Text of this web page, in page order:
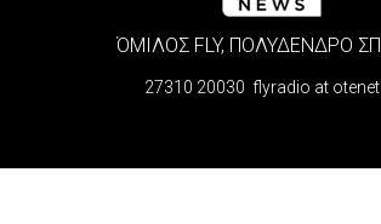
ΌΜΙΛΟΣ FLY, ΠΟΛΥΔΕΝΔΡΟ
27310 20030 flyradio at